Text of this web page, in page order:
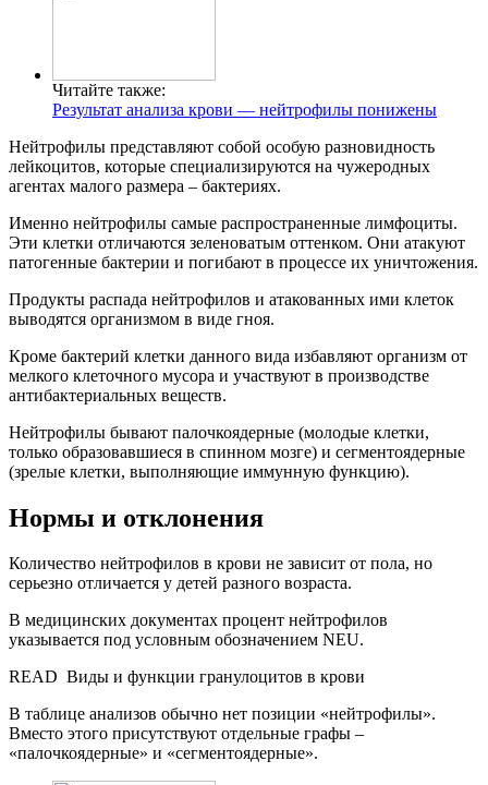
Читайте также:
Результат анализа крови — нейтрофилы понижены
Нейтрофилы представляют собой особую разновидность
лейкоцитов, которые специализируются на чужеродных
агентах малого размера – бактериях.
Именно нейтрофилы самые распространенные лимфоциты.
Эти клетки отличаются зеленоватым оттенком. Они атакуют
патогенные бактерии и погибают в процессе их уничтожения.
Продукты распада нейтрофилов и атакованных ими клеток
выводятся организмом в виде гноя.
Кроме бактерий клетки данного вида избавляют организм от
мелкого клеточного мусора и участвуют в производстве
антибактериальных веществ.
Нейтрофилы бывают палочкоядерные (молодые клетки,
только образовавшиеся в спинном мозге) и сегментоядерные
(зрелые клетки, выполняющие иммунную функцию).
Нормы и отклонения
Количество нейтрофилов в крови не зависит от пола, но
серьезно отличается у детей разного возраста.
В медицинских документах процент нейтрофилов
указывается под условным обозначением NEU.
READ Виды и функции гранулоцитов в крови
В таблице анализов обычно нет позиции «нейтрофилы».
Вместо этого присутствуют отдельные графы –
«палочкоядерные» и «сегментоядерные».